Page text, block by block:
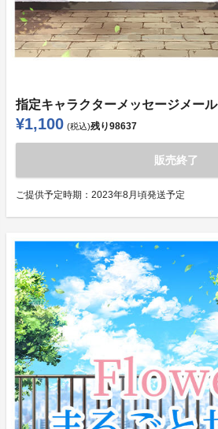
指定キャラクターメッセージメール
¥1,100 (税込)残り98637
販売終了
ご提供予定時期： 2023年8月頃発送予定